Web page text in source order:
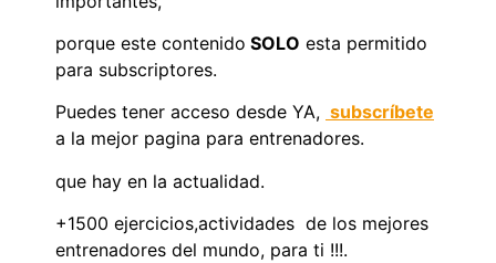
porque este contenido SOLO esta permitido
para subscriptores.
Puedes tener acceso desde YA, subscríbete
a la mejor pagina para entrenadores.
que hay en la actualidad.
+1500 ejercicios,actividades de los mejores
entrenadores del mundo, para ti !!!.